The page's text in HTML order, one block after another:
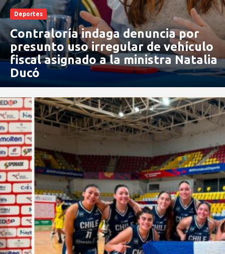
Deportes
Contraloría indaga denuncia por
presunto uso irregular de vehículo
fiscal asignado a la ministra Natalia
Ducó